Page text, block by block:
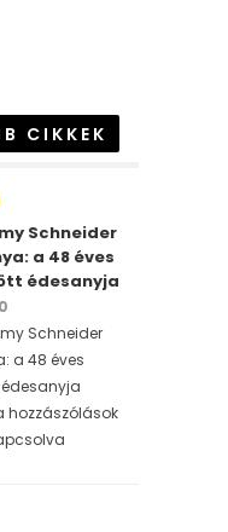
CIKKEK
Schneider
a 48 éves
édesanyja
0
Schneider
a 48 éves
hozzászólások